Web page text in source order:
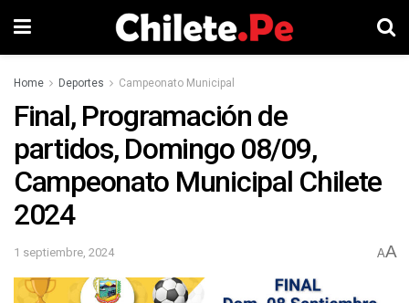
Home Deportes Campeonato Municipal
Final, Programación de
partidos, Domingo 08/09,
Campeonato Municipal Chilete
2024
1 septiembre, 2024 AA